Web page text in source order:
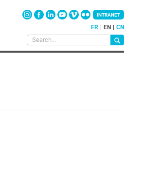
FR EN CN
INTRANET